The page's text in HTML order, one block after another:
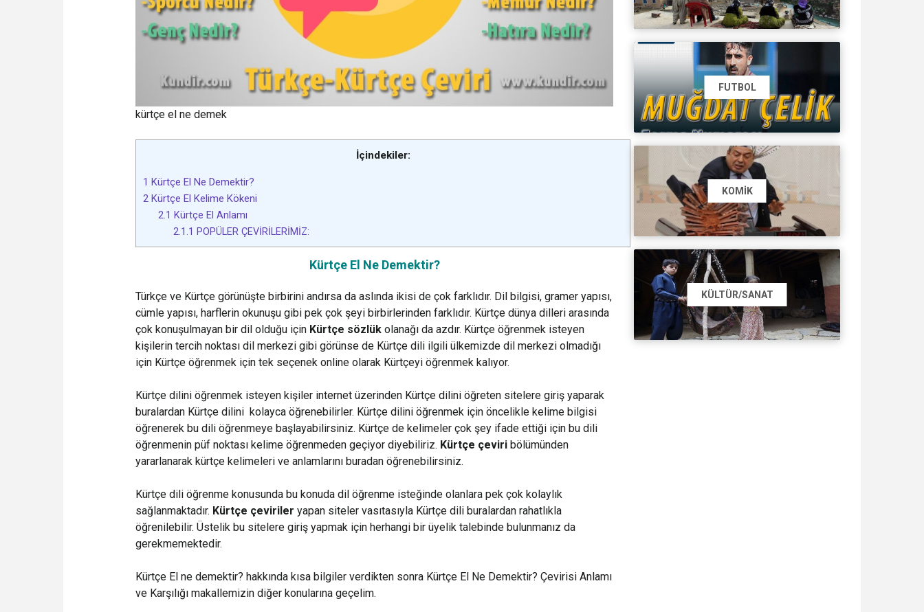
kürtçe el ne demek
İçindekiler:
1 Kürtçe El Ne Demektir?
2 Kürtçe El Kelime Kökeni
2.1 Kürtçe El Anlamı
2.1.1 POPÜLER ÇEVİRİLERİMİZ:
Kürtçe El Ne Demektir?
Türkçe ve Kürtçe görünüşte birbirini andırsa da aslında ikisi de çok farklıdır. Dil bilgisi, gramer yapısı,
cümle yapısı, harflerin okunuşu gibi pek çok şeyi birbirlerinden farklıdır. Kürtçe dünya dilleri arasında
çok konuşulmayan bir dil olduğu için Kürtçe sözlük olanağı da azdır. Kürtçe öğrenmek isteyen
kişilerin tercih noktası dil merkezi gibi görünse de Kürtçe dili ilgili ülkemizde dil merkezi olmadığı
için Kürtçe öğrenmek için tek seçenek online olarak Kürtçeyi öğrenmek kalıyor.
Kürtçe dilini öğrenmek isteyen kişiler internet üzerinden Kürtçe dilini öğreten sitelere giriş yaparak
buralardan Kürtçe dilini kolayca öğrenebilirler. Kürtçe dilini öğrenmek için öncelikle kelime bilgisi
öğrenerek bu dili öğrenmeye başlayabilirsiniz. Kürtçe de kelimeler çok şey ifade ettiği için bu dili
öğrenmenin püf noktası kelime öğrenmeden geçiyor diyebiliriz. Kürtçe çeviri bölümünden
yararlanarak kürtçe kelimeleri ve anlamlarını buradan öğrenebilirsiniz.
Kürtçe dili öğrenme konusunda bu konuda dil öğrenme isteğinde olanlara pek çok kolaylık
sağlanmaktadır. Kürtçe çeviriler yapan siteler vasıtasıyla Kürtçe dili buralardan rahatlıkla
öğrenilebilir. Üstelik bu sitelere giriş yapmak için herhangi bir üyelik talebinde bulunmanız da
gerekmemektedir.
Kürtçe El ne demektir? hakkında kısa bilgiler verdikten sonra Kürtçe El Ne Demektir? Çevirisi Anlamı
ve Karşılığı makallemizin diğer konularına geçelim.
FUTBOL
KOMIK
KÜLTÜR/SANAT